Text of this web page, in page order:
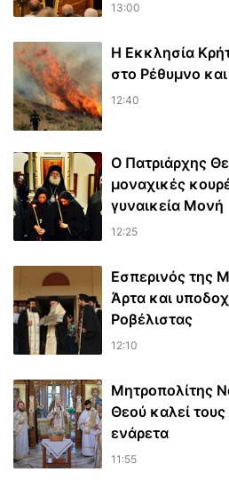
13:00
Η Εκκλησία
στο Ρέθυμνο
12:40
Ο Πατριάρχης
μοναχικές
γυναικεία Μονή
12:25
Εσπερινός της
Άρτα και
Ροβέλιστας
12:10
Μητροπολίτης
Θεού καλεί
ενάρετα
11:55